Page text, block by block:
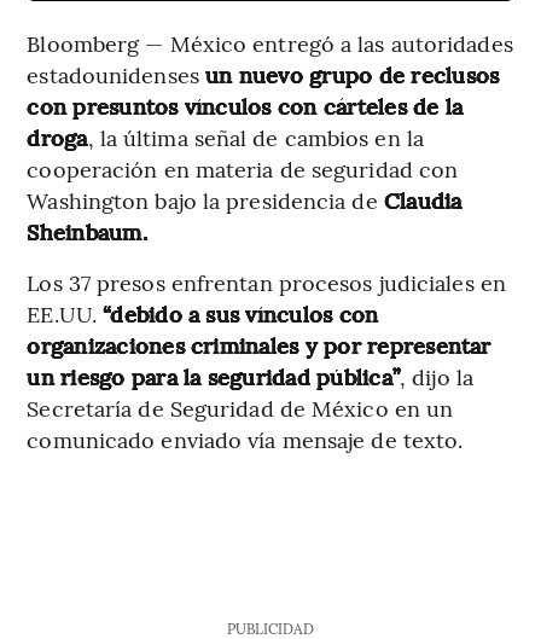
Bloomberg — México entregó a las autoridades
estadounidenses un nuevo grupo de reclusos
con presuntos vínculos con cárteles de la
droga, la última señal de cambios en la
cooperación en materia de seguridad con
Washington bajo la presidencia de Claudia
Sheinbaum.
Los 37 presos enfrentan procesos judiciales en
EE.UU.“debido a sus vínculos con
organizaciones criminales y por representar
un riesgo para la seguridad pública”, dijo la
Secretaría de Seguridad de México en un
comunicado enviado vía mensaje de texto.
PUBLICIDAD